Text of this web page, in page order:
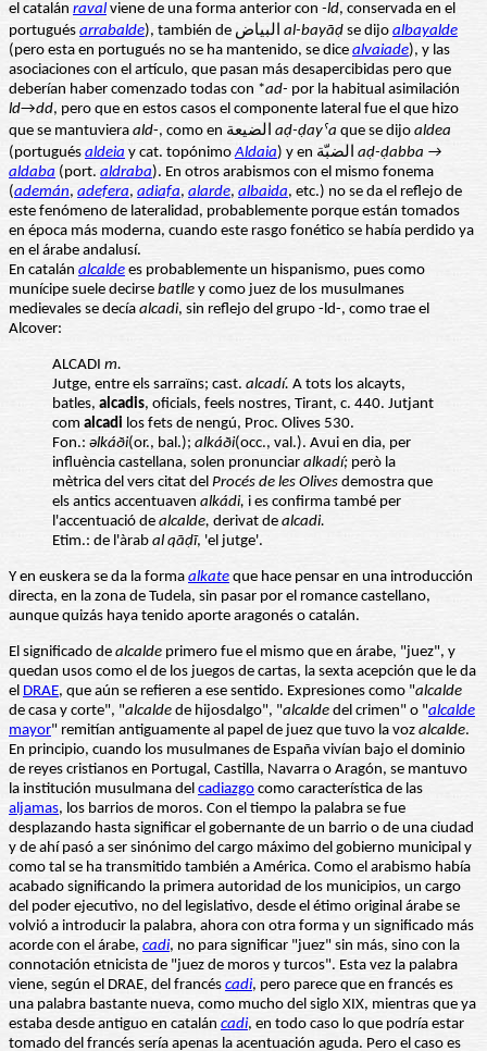
el catalán raval viene de una forma anterior con -ld, conservada en el
portugués arrabalde al-bayāḍ se dijo albayalde
(pero esta en portugués no se ha mantenido, se dice alvaiade), y las
asociaciones con el artículo, que pasan más desapercibidas pero que
deberían haber comenzado todas con *ad- por la habitual asimilación
ld→dd, pero que en estos casos el componente lateral fue el que hizo
que se mantuviera ald aḍ-ḍayˁa que se dijo aldea
(portugués aldeia y cat. topónimoAldaia
aḍ-ḍabba →
aldaba (port. aldraba). En otros arabismos con el mismo fonema
(ademán, adefera, adiafa, alarde, albaida, etc.) no se da el reflejo de
este fenómeno de lateralidad, probablemente porque están tomados
en época más moderna, cuando este rasgo fonético se había perdido ya
en el árabe andalusí.
En catalán alcalde es probablemente un hispanismo, pues como
munícipe suele decirse batlle y como juez de los musulmanes
medievales se decía alcadi, sin reflejo del grupo -ld-, como trae el
Alcover:
ALCADI m.
Jutge, entre els sarraïns; cast. alcadí. A tots los alcayts,
batles, alcadis, oficials, feels nostres, Tirant, c. 440. Jutjant
com alcadi los fets de nengú, Proc. Olives 530.
Fon.: əlkáði(or., bal.); alkáði(occ., val.). Avui en dia, per
influència castellana, solen pronunciar alkadí; però la
mètrica del vers citat del Procés de les Olives demostra que
els antics accentuaven alkádi, i es confirma també per
l'accentuació de alcalde, derivat de alcadi.
Etim.: de l'àrab al qāḍī, 'el jutge'.
Y en euskera se da la forma alkate que hace pensar en una introducción
directa, en la zona de Tudela, sin pasar por el romance castellano,
aunque quizás haya tenido aporte aragonés o catalán.
El significado de alcalde primero fue el mismo que en árabe, "juez", y
quedan usos como el de los juegos de cartas, la sexta acepción que le da
el DRAE, que aún se refieren a ese sentido. Expresiones como "alcalde
de casa y corte", "alcalde de hijosdalgo", "alcalde del crimen" o "alcalde
mayor" remitían antiguamente al papel de juez que tuvo la voz alcalde.
En principio, cuando los musulmanes de España vivían bajo el dominio
de reyes cristianos en Portugal, Castilla, Navarra o Aragón, se mantuvo
la institución musulmana del cadiazgo como característica de las
aljamas, los barrios de moros. Con el tiempo la palabra se fue
desplazando hasta significar el gobernante de un barrio o de una ciudad
y de ahí pasó a ser sinónimo del cargo máximo del gobierno municipal y
como tal se ha transmitido también a América. Como el arabismo había
acabado significando la primera autoridad de los municipios, un cargo
del poder ejecutivo, no del legislativo, desde el étimo original árabe se
volvió a introducir la palabra, ahora con otra forma y un significado más
acorde con el árabe, cadi, no para significar "juez" sin más, sino con la
connotación etnicista de "juez de moros y turcos". Esta vez la palabra
viene, según el DRAE, del francés cadi, pero parece que en francés es
una palabra bastante nueva, como mucho del siglo XIX, mientras que ya
estaba desde antiguo en catalán cadi, en todo caso lo que podría estar
tomado del francés sería apenas la acentuación aguda. Pero el caso es